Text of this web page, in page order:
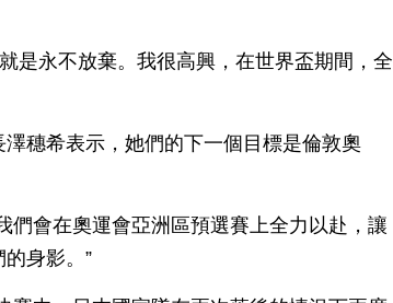
是永不放棄。我很高興，在世界盃期間，全
穗希表示，她們的下一個目標是倫敦奧
們會在奧運會亞洲區預選賽上全力以赴，讓
身影。”